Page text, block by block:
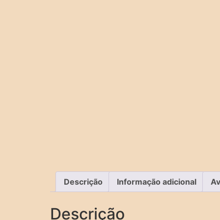
Descrição Informação adicional
Descrição